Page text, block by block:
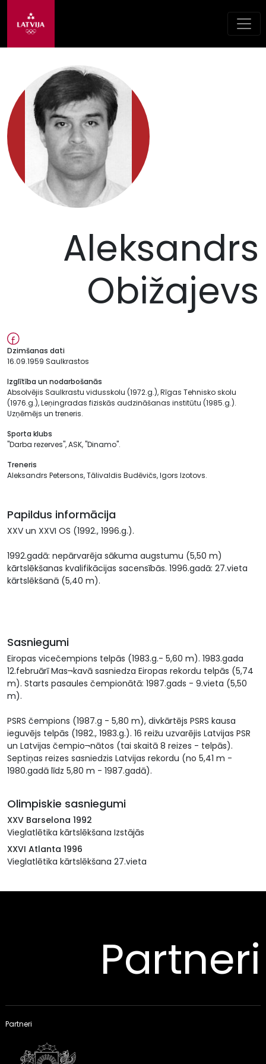
Aleksandrs
Obižajevs
Dzimšanas dati
16.09.1959 Saulkrastos
Izglītība un nodarbošanās
Absolvējis Saulkrastu vidusskolu (1972.g.), Rīgas Tehnisko skolu
(1976.g.), Leņingradas fiziskās audzināšanas institūtu (1985.g.).
Uzņēmējs un treneris.
Sporta klubs
"Darba rezerves", ASK, "Dinamo".
Treneris
Aleksandrs Petersons, Tālivaldis Budēvičs, Igors Izotovs.
Papildus informācija
XXV un XXVI OS (1992., 1996.g.).
1992.gadā: nepārvarēja sākuma augstumu (5,50 m)
kārtslēkšanas kvalifikācijas sacensībās. 1996.gadā: 27.vieta
kārtslēkšanā (5,40 m).
Sasniegumi
Eiropas vicečempions telpās (1983.g.- 5,60 m). 1983.gada
12.februārī Mas¬kavā sasniedza Eiropas rekordu telpās (5,74
m). Starts pasaules čempionātā: 1987.gads - 9.vieta (5,50
m).
PSRS čempions (1987.g - 5,80 m), divkārtējs PSRS kausa
ieguvējs telpās (1982., 1983.g.). 16 reižu uzvarējis Latvijas PSR
un Latvijas čempio¬nātos (tai skaitā 8 reizes - telpās).
Septiņas reizes sasniedzis Latvijas rekordu (no 5,41 m -
1980.gadā līdz 5,80 m - 1987.gadā).
Olimpiskie sasniegumi
XXV Barselona 1992
Vieglatlētika kārtslēkšana Izstājās
XXVI Atlanta 1996
Vieglatlētika kārtslēkšana 27.vieta
Partneri
Partneri